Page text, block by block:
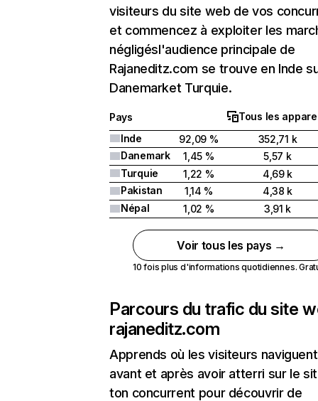
visiteurs du site web de vos
et commencez à exploiter les
négligésl'audience principale de
Rajaneditz.com se trouve en Inde
Danemarket Turquie.
Pays
Tous les
Inde
92,09 %
352,71 k
Danemark
1,45 %
5,57 k
Turquie
1,22 %
4,69 k
Pakistan
1,14 %
4,38 k
Népal
1,02 % 3,91 k
Voir tous les pays →
10 fois plus d'informations quotidiennes.
Parcours du trafic du site
rajaneditz.com
Apprends où les visiteurs naviguent
avant et après avoir atterri sur le
ton concurrent pour découvrir de